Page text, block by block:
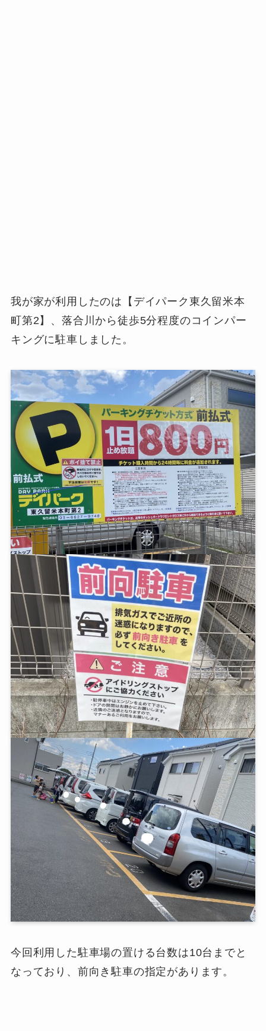
我が家が利用したのは【デイパーク東久留米本
町第2】、落合川から徒歩5分程度のコインパー
キングに駐車しました。
今回利用した駐車場の置ける台数は10台までと
なっており、前向き駐車の指定があります。